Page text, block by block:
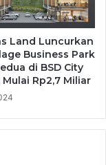
Land Luncurkan
Business Park
di BSD City
Rp2,7 Miliar